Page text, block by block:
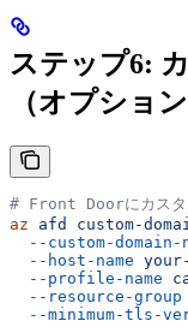
ステップ6:
（オプション
# Front Doorにカスタ
az afd custom-
--custom-domain-
  --host-name
  --profile-name
  --resource-group
--minimum-tls-